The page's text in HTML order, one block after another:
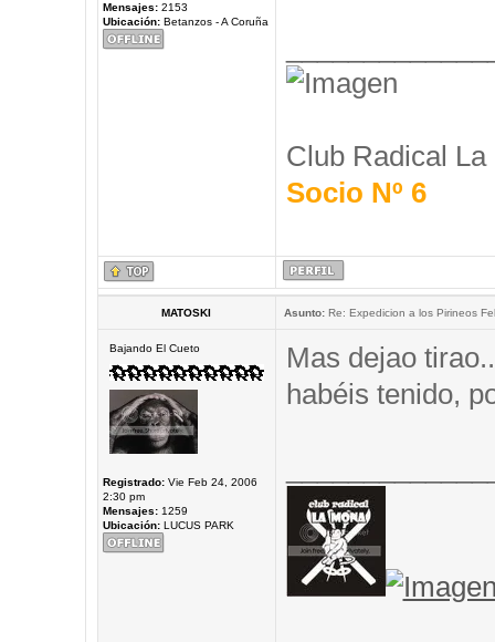
Mensajes:2153
Ubicación:Betanzos - A Coruña
Club Radical La
Socio Nº 6
MATOSKI Asunto:Re: Expedicion a los Pirineos
Bajando El Cueto
Registrado:Vie Feb 24, 2006
2:30 pm
Mensajes:1259
Ubicación:LUCUS PARK
Mas dejao
habéis tenido,